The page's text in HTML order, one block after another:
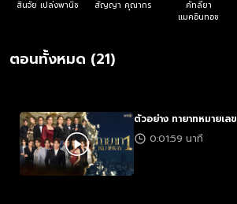
สินจัย เปล่งพานิช สัญญา คุณากร
คัทลียา
แมคอินทอช
ตอนทั้งหมด (21)
ตัวอย่าง ทายาทหมายเล
0:01:59 นาที